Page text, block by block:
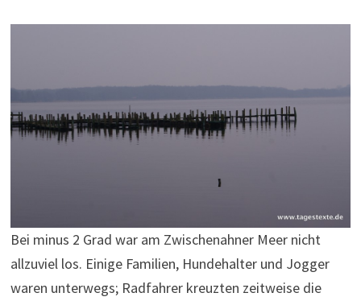
Bei minus 2 Grad war am Zwischenahner Meer nicht
allzuviel los. Einige Familien, Hundehalter und Jogger
waren unterwegs; Radfahrer kreuzten zeitweise die